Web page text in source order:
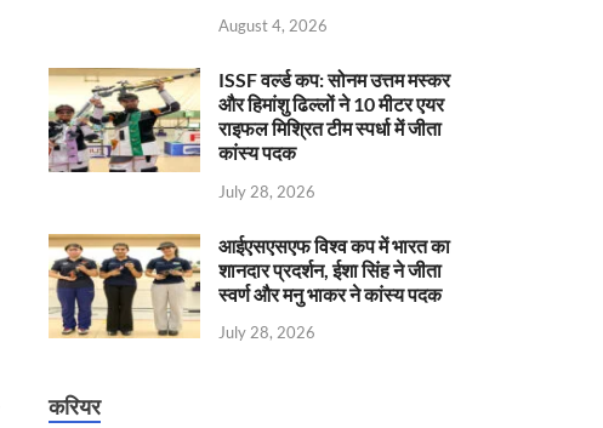
August 4, 2026
ISSF वर्ल्ड कप: सोनम उत्तम मस्कर
और हिमांशु ढिल्लों ने 10 मीटर एयर
राइफल मिश्रित टीम स्पर्धा में जीता
कांस्य पदक
July 28, 2026
आईएसएसएफ विश्व कप में भारत का
शानदार प्रदर्शन, ईशा सिंह ने जीता
स्वर्ण और मनु भाकर ने कांस्य पदक
July 28, 2026
करियर